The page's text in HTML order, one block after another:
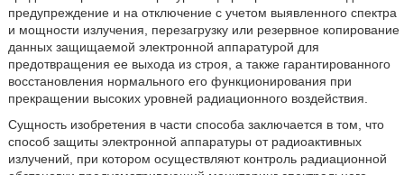
предупреждение и на отключение с учетом выявленного спектра
и мощности излучения, перезагрузку или резервное копирование
данных защищаемой электронной аппаратурой для
предотвращения ее выхода из строя, а также гарантированного
восстановления нормального его функционирования при
прекращении высоких уровней радиационного воздействия.
Сущность изобретения в части способа заключается в том, что
способ защиты электронной аппаратуры от радиоактивных
излучений, при котором осуществляют контроль радиационной